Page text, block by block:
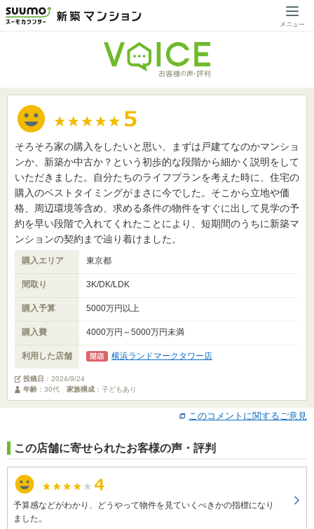
そろそろ家の購入をしたいと思い、まずは戸建てなのかマンショ
ンか、新築か中古か？という初歩的な段階から細かく説明をして
いただきました。自分たちのライフプランを考えた時に、住宅の
購入のベストタイミングがまさに今でした。そこから立地や価
格、周辺環境等含め、求める条件の物件をすぐに出して見学の予
約を早い段階で入れてくれたことにより、短期間のうちに新築マ
ンションの契約まで辿り着けました。
購入エリア 東京都
間取り 3K/DK/LDK
購入予算 5000万円以上
購入費 4000万円～5000万円未満
利用した店舗 横浜ランドマークタワー店
投稿日 ： 2024/9/24
年齢 ：30代 家族構成 ：子どもあり
このコメントに関するご意見
この店舗に寄せられたお客様の声・評判
予算感などがわかり、どうやって物件を見ていくべきかの指標になり
ました。